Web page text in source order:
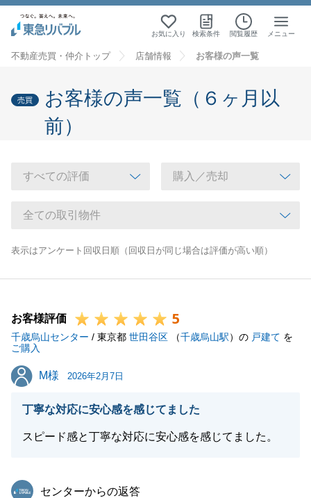
お気に入り 検索条件 閲覧履歴 メニュー
不動産売買・仲介トップ 店舗情報 お客様の声一覧
売買
お客様の声一覧（６ヶ月以
前）
表示はアンケート回収日順（回収日が同じ場合は評価が高い順）
お客様評価 5
千歳烏山センター / 東京都 世田谷区 （千歳烏山駅）の 戸建て を
ご購入
M様
M様 2026年2月7日
丁寧な対応に安心感を感じてました
スピード感と丁寧な対応に安心感を感じてました。
東急リバブル
センターからの返答